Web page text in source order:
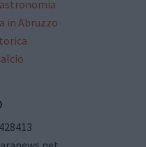
in Abruzzo